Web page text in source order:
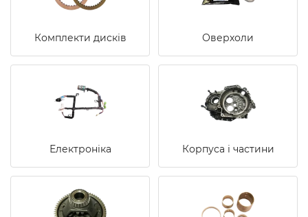
Комплекти дисків Оверхоли
Електроніка Корпуса і частини